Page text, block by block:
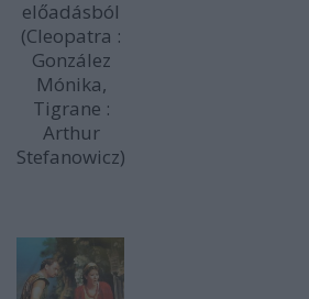
előadásból
(Cleopatra :
González
Mónika,
Tigrane :
Arthur
Stefanowicz)